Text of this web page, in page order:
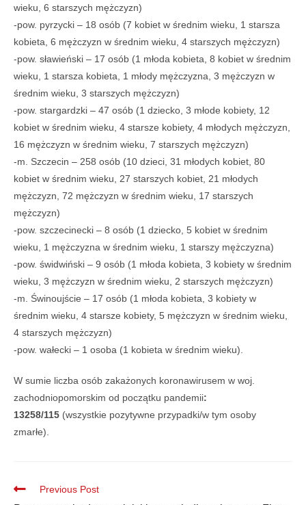
wieku, 6 starszych mężczyzn)
-pow. pyrzycki – 18 osób (7 kobiet w średnim wieku, 1 starsza
kobieta, 6 mężczyzn w średnim wieku, 4 starszych mężczyzn)
-pow. sławieński – 17 osób (1 młoda kobieta, 8 kobiet w średnim
wieku, 1 starsza kobieta, 1 młody mężczyzna, 3 mężczyzn w
średnim wieku, 3 starszych mężczyzn)
-pow. stargardzki – 47 osób (1 dziecko, 3 młode kobiety, 12
kobiet w średnim wieku, 4 starsze kobiety, 4 młodych mężczyzn,
16 mężczyzn w średnim wieku, 7 starszych mężczyzn)
-m. Szczecin – 258 osób (10 dzieci, 31 młodych kobiet, 80
kobiet w średnim wieku, 27 starszych kobiet, 21 młodych
mężczyzn, 72 mężczyzn w średnim wieku, 17 starszych
mężczyzn)
-pow. szczecinecki – 8 osób (1 dziecko, 5 kobiet w średnim
wieku, 1 mężczyzna w średnim wieku, 1 starszy mężczyzna)
-pow. świdwiński – 9 osób (1 młoda kobieta, 3 kobiety w średnim
wieku, 3 mężczyzn w średnim wieku, 2 starszych mężczyzn)
-m. Świnoujście – 17 osób (1 młoda kobieta, 3 kobiety w
średnim wieku, 4 starsze kobiety, 5 mężczyzn w średnim wieku,
4 starszych mężczyzn)
-pow. wałecki – 1 osoba (1 kobieta w średnim wieku).
W sumie liczba osób zakażonych koronawirusem w woj.
zachodniopomorskim od początku pandemii:
13258/115 (wszystkie pozytywne przypadki/w tym osoby
zmarłe).
Previous Post